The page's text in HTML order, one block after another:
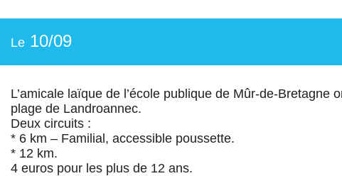
Le 10/09
L’amicale laïque de l’école publique de Mûr-de-
plage de Landroannec.
Deux circuits :
* 6 km – Familial, accessible poussette.
* 12 km.
4 euros pour les plus de 12 ans.